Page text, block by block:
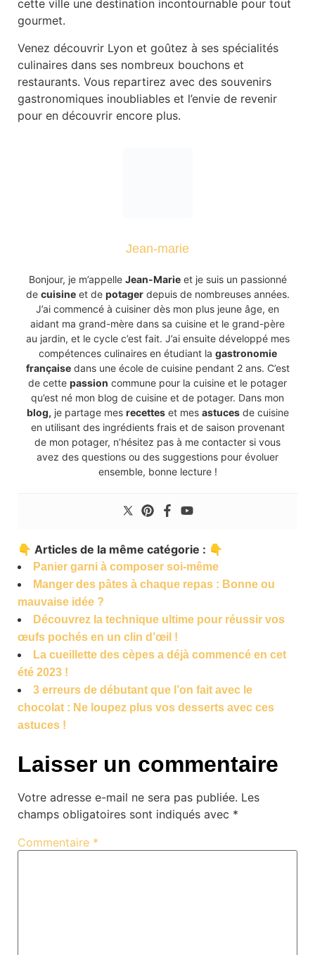
cette ville une destination incontournable pour tout
gourmet.
Venez découvrir Lyon et goûtez à ses spécialités
culinaires dans ses nombreux bouchons et
restaurants. Vous repartirez avec des souvenirs
gastronomiques inoubliables et l’envie de revenir
pour en découvrir encore plus.
Jean-marie
Bonjour, je m’appelle Jean-Marieet je suis un passionné
de cuisineet de potagerdepuis de nombreuses années.
J’ai commencé à cuisiner dès mon plus jeune âge, en
aidant ma grand-mère dans sa cuisine et le grand-père
au jardin, et le cycle c’est fait. J’ai ensuite développé mes
compétences culinaires en étudiant la gastronomie
françaisedans une école de cuisine pendant 2 ans. C’est
de cette passion commune pour la cuisine et le potager
qu’est né mon blog de cuisine et de potager. Dans mon
blog, je partage mes recetteset mes astucesde cuisine
en utilisant des ingrédients frais et de saison provenant
de mon potager, n’hésitez pas à me contacter si vous
avez des questions ou des suggestions pour évoluer
ensemble, bonne lecture !
👇 Articles de la même catégorie : 👇
Panier garni à composer soi-même
Manger des pâtes à chaque repas : Bonne ou
mauvaise idée ?
Découvrez la technique ultime pour réussir vos
œufs pochés en un clin d’œil !
La cueillette des cèpes a déjà commencé en cet
été 2023 !
3 erreurs de débutant que l’on fait avec le
chocolat : Ne loupez plus vos desserts avec ces
astuces !
Laisser un commentaire
Votre adresse e-mail ne sera pas publiée. Les
champs obligatoires sont indiqués avec *
Commentaire *